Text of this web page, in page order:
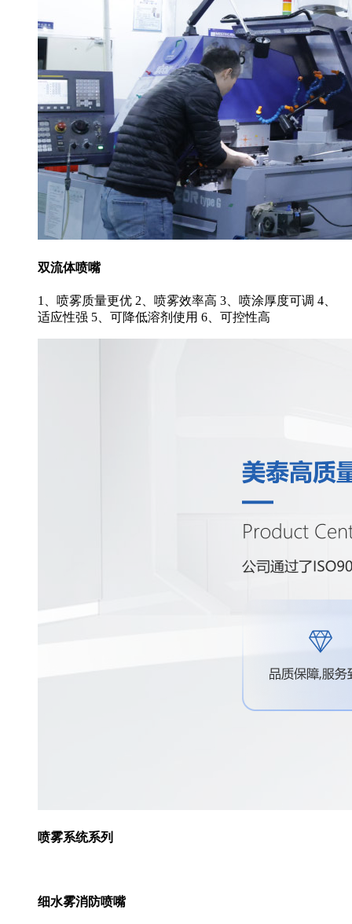
双流体喷嘴
1、喷雾质量更优 2、喷雾效率高 3、喷涂厚度可调 4、
适应性强 5、可降低溶剂使用 6、可控性高
喷雾系统系列
细水雾消防喷嘴